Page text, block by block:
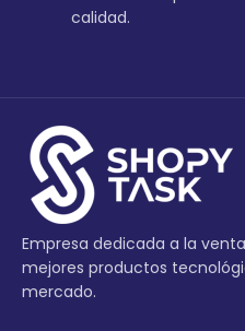
calidad.
Empresa dedicada a la
mejores productos
mercado.